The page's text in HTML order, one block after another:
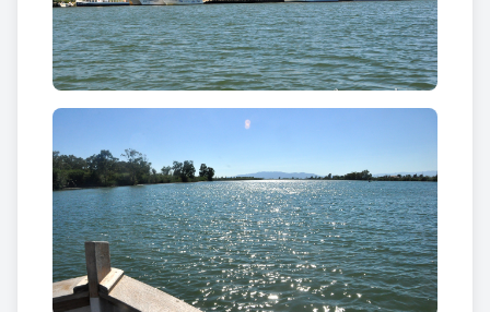
Delta de l’Ebre.
Allà mateix hi trobem elMirador de Migjorn, un
observatori privilegiat del Delta des d’on s’obté una
perspectiva única de tot el territori i les millors
vistes de la llacuna de l’Alfacada i de l’Illa de Buda.
Les característiques i l’alçada del Mirador el
converteixen en lloc perfecte per a l’observació de
les nombroses especies d’aus que hi habiten i que
sobrevolen el lloc anant i tornant de l’Illa de Buda a